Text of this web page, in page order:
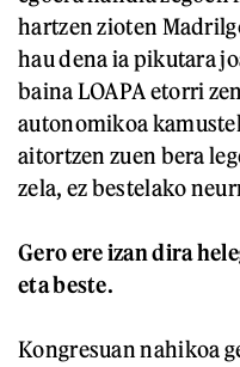
hartzen zioten
hau dena ia pikutara
baina LOAPA etorri
autonomikoa
aitortzen zuen bera
zela, ez bestelako
Gero ere izan dira
eta beste.
Kongresuan nahikoa